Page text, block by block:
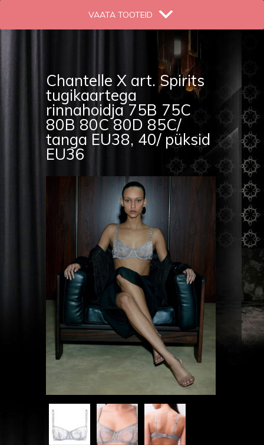
VAATA TOOTEID
Chantelle X art. Spirits
tugikaartega
rinnahoidja 75B 75C
80B 80C 80D 85C/
tanga EU38, 40/ püksid
EU36